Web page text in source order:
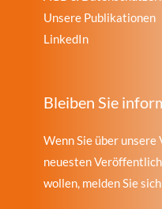
Unsere Publikationen
LinkedIn
Bleiben Sie
Wenn Sie über
neuesten
wollen, melden Sie